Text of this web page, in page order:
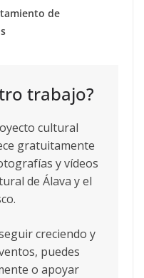
de
trabajo?
cultural
gratuitamente
y vídeos
de Álava y el
creciendo y
puedes
o apoyar